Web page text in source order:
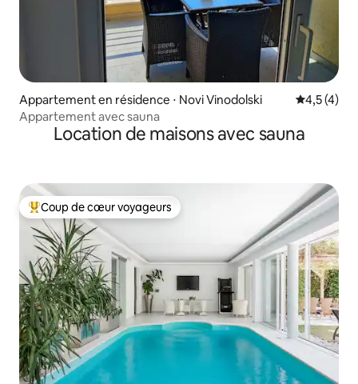
Appartement en résidence ⋅ Novi Vinodolski Évaluation
4,5 (4)
Appartement avec sauna
Location de maisons avec sauna
Coups de cœur voyageurs les plus appréciés
Coup de cœur voyageurs